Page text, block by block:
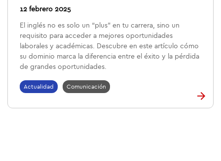
12 febrero 2025
El inglés no es solo un “plus” en tu carrera, sino un
requisito para acceder a mejores oportunidades
laborales y académicas. Descubre en este artículo cómo
su dominio marca la diferencia entre el éxito y la pérdida
de grandes oportunidades.
Actualidad Comunicación